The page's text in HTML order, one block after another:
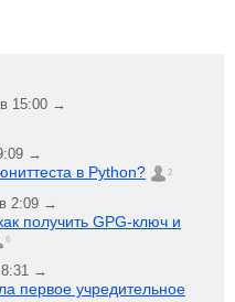
в 15:00 →
→
в Python? 2
2:09 →
получить GPG-ключ и
6
8:31 →
первое учредительное